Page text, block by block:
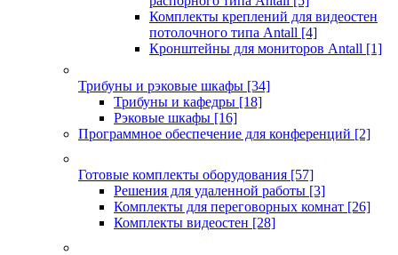
Комплекты креплений для видеостен
потолочного типа Antall [4]
Кронштейны для мониторов Antall [1]
Трибуны и рэковые шкафы [34]
Трибуны и кафедры [18]
Рэковые шкафы [16]
Программное обеспечение для конференций [2]
Готовые комплекты оборудования [57]
Решения для удаленной работы [3]
Комплекты для переговорных комнат [26]
Комплекты видеостен [28]